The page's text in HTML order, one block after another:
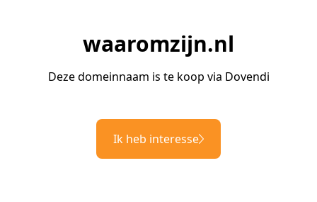
waaromzijn.nl
Deze domeinnaam is te koop via Dovendi
Ik heb interesse